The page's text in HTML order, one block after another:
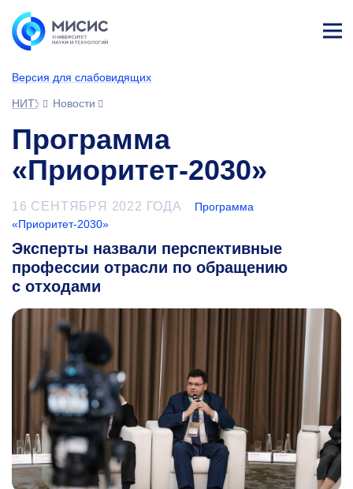
Версия для слабовидящих
НИТУ МИСИС
Новости
Программа
«Приоритет-2030»
16 СЕНТЯБРЯ 2022 ГОДА
Программа
«Приоритет-2030»
Эксперты назвали перспективные
профессии отрасли по обращению
с отходами